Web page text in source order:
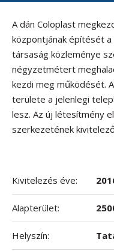
A dán Coloplast
központjának építését a
társaság közleménye
négyzetmétert
kezdi meg működését.
területe a jelenlegi
lesz. Az új létesítmény
szerkezetének
Kivitelezés éve:
Alapterület:
Helyszín: